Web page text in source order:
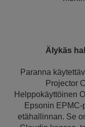
Älykäs
Paranna
Projector
Helppokäyttöinen
Epsonin
etähallinnan. Se